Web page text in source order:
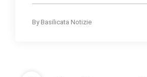
By Basilicata Notizie